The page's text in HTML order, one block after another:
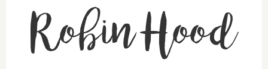
Robin Hood